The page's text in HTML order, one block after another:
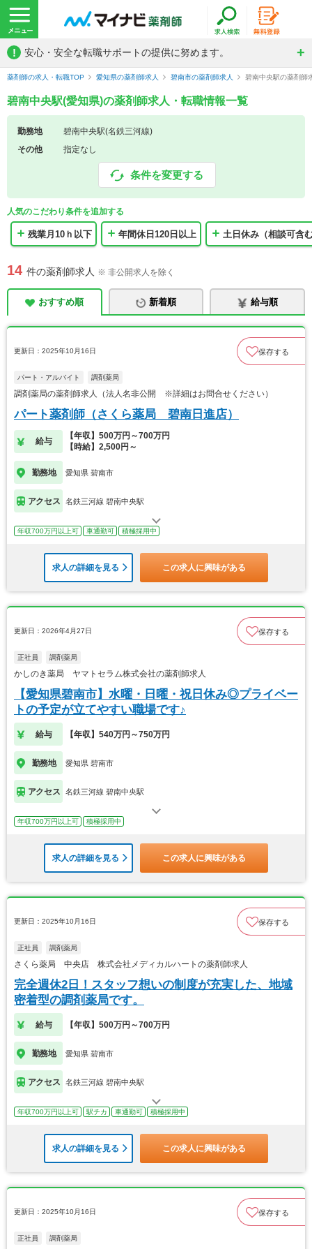
! 安心・安全な転職サポートの提供に努めます。
薬剤師の求人・転職TOP 愛知県の薬剤師求人 碧南市の薬剤師求人 碧南中央駅の薬剤師
碧南中央駅(愛知県)の薬剤師求人・転職情報一覧
勤務地
碧南中央駅(名鉄三河線)
その他
指定なし
条件を変更する
人気のこだわり条件を追加する
残業月10ｈ以下 年間休日120日以上 土日休み（相談可含
14 件の薬剤師求人 ※ 非公開求人を除く
おすすめ順 新着順 給与順
更新日：2025年10月16日 保存する
パート・アルバイト 調剤薬局
調剤薬局の薬剤師求人（法人名非公開 ※詳細はお問合せください）
パート薬剤師（さくら薬局 碧南日進店）
給与
【年収】500万円～700万円
【時給】2,500円～
勤務地 愛知県 碧南市
アクセス 名鉄三河線 碧南中央駅
年収700万円以上可 車通勤可 積極採用中
求人の詳細を見る この求人に興味がある
更新日：2026年4月27日 保存する
正社員 調剤薬局
かしのき薬局 ヤマトセラム株式会社の薬剤師求人
【愛知県碧南市】水曜・日曜・祝日休み◎プライベー
トの予定が立てやすい職場です♪
給与 【年収】540万円～750万円
勤務地 愛知県 碧南市
アクセス 名鉄三河線 碧南中央駅
年収700万円以上可 積極採用中
求人の詳細を見る この求人に興味がある
更新日：2025年10月16日 保存する
正社員 調剤薬局
さくら薬局 中央店 株式会社メディカルハートの薬剤師求人
完全週休2日！スタッフ想いの制度が充実した、地域
密着型の調剤薬局です。
給与 【年収】500万円～700万円
勤務地 愛知県 碧南市
アクセス 名鉄三河線 碧南中央駅
年収700万円以上可 駅チカ 車通勤可 積極採用中
求人の詳細を見る この求人に興味がある
更新日：2025年10月16日 保存する
正社員 調剤薬局